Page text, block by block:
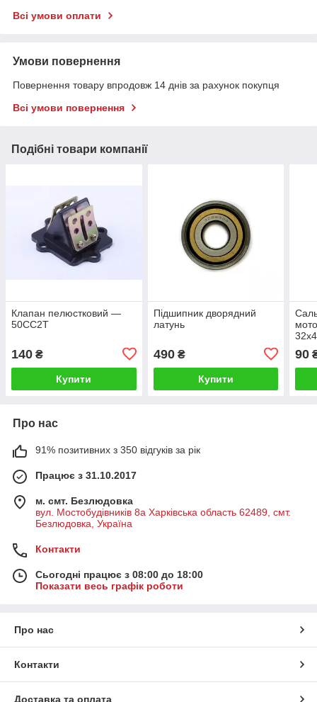
Всі умови оплати
Умови повернення
Повернення товару впродовж 14 днів за рахунок покупця
Всі умови повернення
Подібні товари компанії
Клапан пелюстковий —
50CC2T
140 ₴
Купити
Підшипник дворядний
латунь
490₴
Купити
90
Про нас
91% позитивних з 350 відгуків за рік
Працює з 31.10.2017
м. смт. Безлюдовка
вул. Мостобудівників 8а Харківська область 62489, смт.
Безлюдовка, Україна
Контакти
Сьогодні працює з 08:00 до 18:00
Показати весь графік роботи
Про нас
Контакти
Доставка та оплата